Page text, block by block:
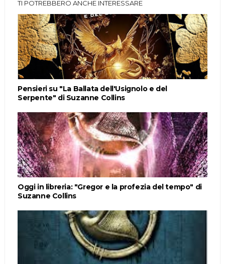
TI POTREBBERO ANCHE INTERESSARE
Pensieri su "La Ballata dell'Usignolo e del
Serpente" di Suzanne Collins
Oggi in libreria: "Gregor e la profezia del tempo" di
Suzanne Collins